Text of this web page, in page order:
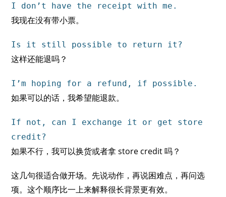
I don’t have the receipt with me.
我现在没有带小票。
Is it still possible to return it?
这样还能退吗？
I’m hoping for a refund, if possible.
如果可以的话，我希望能退款。
If not, can I exchange it or get store
credit?
如果不行，我可以换货或者拿 store credit 吗？
这几句很适合做开场。先说动作，再说困难点，再问选
项。这个顺序比一上来解释很长背景更有效。